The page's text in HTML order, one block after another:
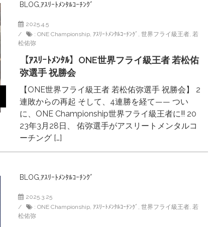
BLOG ｱｽﾘｰﾄﾒﾝﾀﾙｺｰﾁﾝｸﾞ
2025.4.5
: ONE Championship, ｱｽﾘｰﾄﾒﾝﾀﾙｺｰﾁﾝｸﾞ , 世界フライ級王者, 若
松佑弥
【ｱｽﾘｰﾄﾒﾝﾀﾙ】ONE世界フライ級王者 若松佑
弥選手 祝勝会
【ONE世界フライ級王者 若松佑弥選手 祝勝会】 2
連敗からの再起 そして、4連勝を経て—— つい
に、ONE Championship世界フライ級王者に‼︎ 20
23年3月28日、 佑弥選手がアスリートメンタルコ
ーチング […]
BLOG ｱｽﾘｰﾄﾒﾝﾀﾙｺｰﾁﾝｸﾞ
2025.3.25
: ONE Championship, ｱｽﾘｰﾄﾒﾝﾀﾙｺｰﾁﾝｸﾞ , 世界フライ級王者, 若
松佑弥